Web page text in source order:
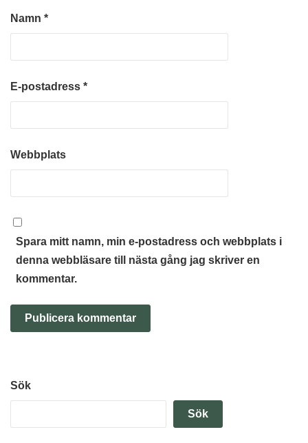
Namn *
E-postadress *
Webbplats
Spara mitt namn, min e-postadress och webbplats i
denna webbläsare till nästa gång jag skriver en
kommentar.
Sök
Sök